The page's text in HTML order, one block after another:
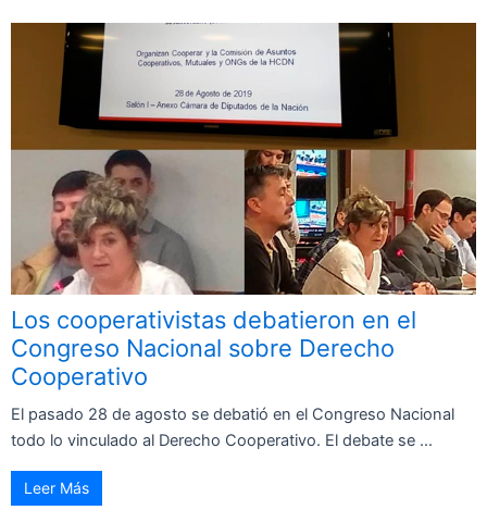
Los cooperativistas debatieron en el
Congreso Nacional sobre Derecho
Cooperativo
El pasado 28 de agosto se debatió en el Congreso Nacional
todo lo vinculado al Derecho Cooperativo. El debate se ...
Leer Más